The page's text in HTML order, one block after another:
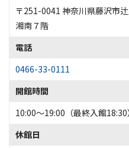
〒251-0041 神奈川県藤沢市
湘南７階
電話
0466-33-0111
開館時間
10:00～19:00（最終入館18:30）
休館日